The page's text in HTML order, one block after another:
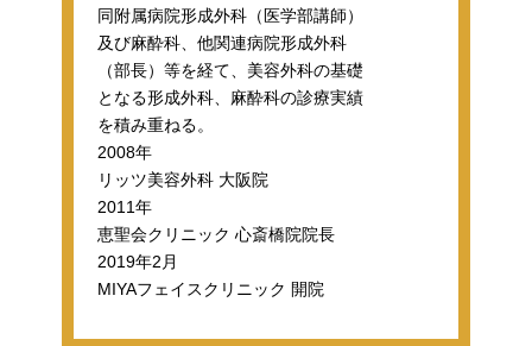
同附属病院形成外科（医学部講師）
及び麻酔科、他関連病院形成外科
（部長）等を経て、美容外科の基礎
となる形成外科、麻酔科の診療実績
を積み重ねる。
2008年
リッツ美容外科 大阪院
2011年
恵聖会クリニック 心斎橋院院長
2019年2月
MIYAフェイスクリニック 開院